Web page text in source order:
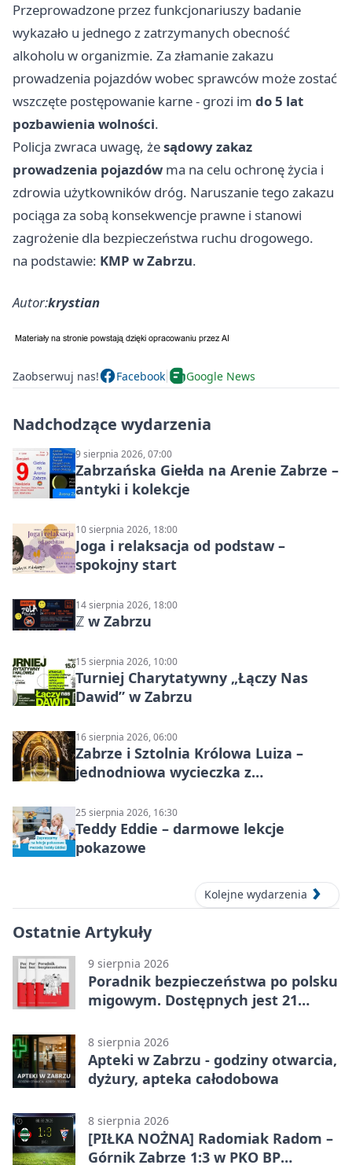
Przeprowadzone przez funkcjonariuszy badanie
wykazało u jednego z zatrzymanych obecność
alkoholu w organizmie. Za złamanie zakazu
prowadzenia pojazdów wobec sprawców może zostać
wszczęte postępowanie karne - grozi im do 5 lat
pozbawienia wolności.
Policja zwraca uwagę, żesądowy zakaz
prowadzenia pojazdów ma na celu ochronę życia i
zdrowia użytkowników dróg. Naruszanie tego zakazu
pociąga za sobą konsekwencje prawne i stanowi
zagrożenie dla bezpieczeństwa ruchu drogowego.
na podstawie: KMP w Zabrzu.
Autor:krystian
Zaobserwuj nas! Facebook Google News
Nadchodzące wydarzenia
9 sierpnia 2026, 07:00
Zabrzańska Giełda na Arenie Zabrze –
antyki i kolekcje
10 sierpnia 2026, 18:00
Joga i relaksacja od podstaw –
spokojny start
14 sierpnia 2026, 18:00
ℤ w Zabrzu
15 sierpnia 2026, 10:00
Turniej Charytatywny „Łączy Nas
Dawid” w Zabrzu
16 sierpnia 2026, 06:00
Zabrze i Sztolnia Królowa Luiza –
jednodniowa wycieczka z
miasta
25 sierpnia 2026, 16:30
Teddy Eddie – darmowe lekcje
pokazowe
Kolejne wydarzenia
Ostatnie Artykuły
9 sierpnia 2026
Poradnik bezpieczeństwa po polsku
migowym. Dostępnych jest 21
8 sierpnia 2026
Apteki w Zabrzu - godziny otwarcia,
dyżury, apteka całodobowa
8 sierpnia 2026
[PIŁKA NOŻNA] Radomiak Radom –
Górnik Zabrze 1:3 w PKO BP